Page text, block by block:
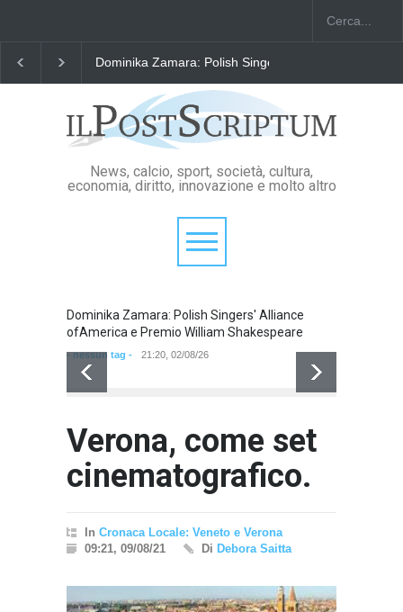
Dominika Zamara: Polish Singers' Alliance ofAmerica
News, calcio, sport, società, cultura,
economia, diritto, innovazione e molto altro
Dominika Zamara: Polish Singers' Alliance
ofAmerica e Premio William Shakespeare
- nessun tag - 21:20, 02/08/26
Verona, come set
cinematografico.
In Cronaca Locale: Veneto e Verona
09:21, 09/08/21
Di Debora Saitta